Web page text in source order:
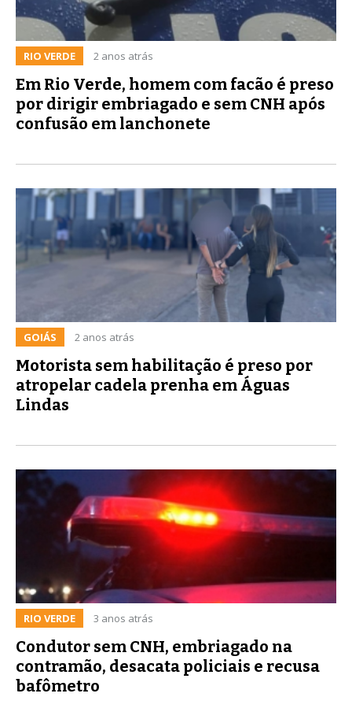
RIO VERDE 2 anos atrás
Em Rio Verde, homem com facão é preso
por dirigir embriagado e sem CNH após
confusão em lanchonete
GOIÁS 2 anos atrás
Motorista sem habilitação é preso por
atropelar cadela prenha em Águas
Lindas
RIO VERDE 3 anos atrás
Condutor sem CNH, embriagado na
contramão, desacata policiais e recusa
bafômetro